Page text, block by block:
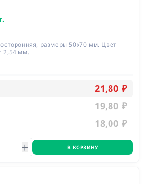
размеры 50х70 мм. Цвет
2,54 мм.
21,80 ₽
19,80 ₽
18,00 ₽
В КОРЗИНУ